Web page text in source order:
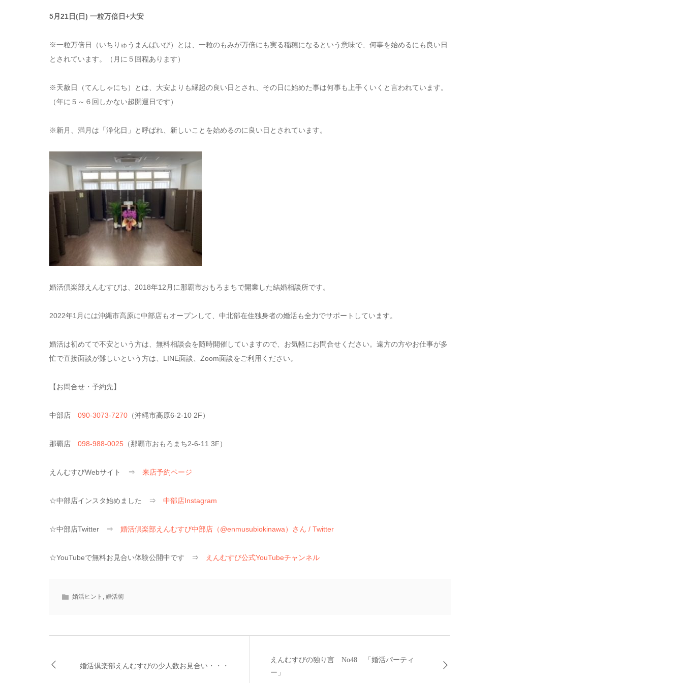
5月21日(日) 一粒万倍日+大安
※一粒万倍日（いちりゅうまんばいび）とは、一粒のもみが万倍にも実る稲穂になるという意味で、何事を始めるにも良い日
とされています。（月に５回程あります）
※天赦日（てんしゃにち）とは、大安よりも縁起の良い日とされ、その日に始めた事は何事も上手くいくと言われています。
（年に５～６回しかない超開運日です）
※新月、満月は「浄化日」と呼ばれ、新しいことを始めるのに良い日とされています。
婚活倶楽部えんむすびは、2018年12月に那覇市おもろまちで開業した結婚相談所です。
2022年1月には沖縄市高原に中部店もオープンして、中北部在住独身者の婚活も全力でサポートしています。
婚活は初めてで不安という方は、無料相談会を随時開催していますので、お気軽にお問合せください。遠方の方やお仕事が多
忙で直接面談が難しいという方は、LINE面談、Zoom面談をご利用ください。
【お問合せ・予約先】
中部店 090-3073-7270 （沖縄市高原6-2-10 2F）
那覇店 098-988-0025 （那覇市おもろまち2-6-11 3F）
えんむすびWebサイト ⇒ 来店予約ページ
☆中部店インスタ始めました ⇒ 中部店Instagram
☆中部店Twitter ⇒ 婚活倶楽部えんむすび中部店（@enmusubiokinawa）さん / Twitter
☆YouTubeで無料お見合い体験公開中です ⇒ えんむすび公式YouTubeチャンネル
婚活ヒント 婚活術
婚活倶楽部えんむすびの少人数お見合い・・・
えんむすびの独り言 No48 「婚活パーティ
ー」